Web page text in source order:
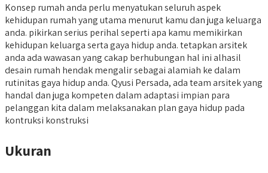
Konsep rumah anda perlu menyatukan seluruh aspek
kehidupan rumah yang utama menurut kamu dan juga keluarga
anda. pikirkan serius perihal seperti apa kamu memikirkan
kehidupan keluarga serta gaya hidup anda. tetapkan arsitek
anda ada wawasan yang cakap berhubungan hal ini alhasil
desain rumah hendak mengalir sebagai alamiah ke dalam
rutinitas gaya hidup anda. Qyusi Persada, ada team arsitek yang
handal dan juga kompeten dalam adaptasi impian para
pelanggan kita dalam melaksanakan plan gaya hidup pada
kontruksi konstruksi
Ukuran